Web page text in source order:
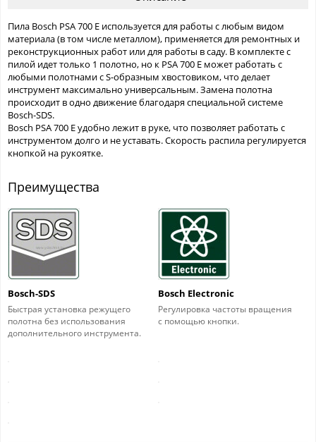
Пила Bosch PSA 700 E используется для работы с любым видом
материала (в том числе металлом), применяется для ремонтных и
реконструкционных работ или для работы в саду. В комплекте с
пилой идет только 1 полотно, но к PSA 700 E может работать с
любыми полотнами с S-образным хвостовиком, что делает
инструмент максимально универсальным. Замена полотна
происходит в одно движение благодаря специальной системе
Bosch-SDS.
Bosch PSA 700 E удобно лежит в руке, что позволяет работать с
инструментом долго и не уставать. Скорость распила регулируется
кнопкой на рукоятке.
Преимущества
Bosch-SDS
Быстрая установка режущего
полотна без использования
дополнительного инструмента.
Bosch Electronic
Регулировка частоты вращения
с помощью кнопки.